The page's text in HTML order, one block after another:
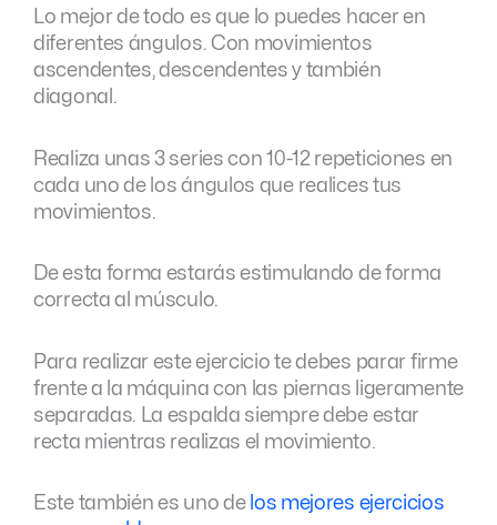
Lo mejor de todo es que lo puedes hacer en
diferentes ángulos. Con movimientos
ascendentes, descendentes y también
diagonal.
Realiza unas 3 series con 10-12 repeticiones en
cada uno de los ángulos que realices tus
movimientos.
De esta forma estarás estimulando de forma
correcta al músculo.
Para realizar este ejercicio te debes parar firme
frente a la máquina con las piernas ligeramente
separadas. La espalda siempre debe estar
recta mientras realizas el movimiento.
Este también es uno de los mejores ejercicios